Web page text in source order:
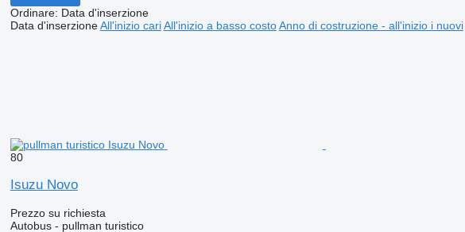
Ordinare: Data d'inserzione
Data d'inserzione All'inizio cari All'inizio a basso costo Anno di costruzione - all'inizio i nuovi
80
Isuzu Novo
Prezzo su richiesta
Autobus - pullman turistico